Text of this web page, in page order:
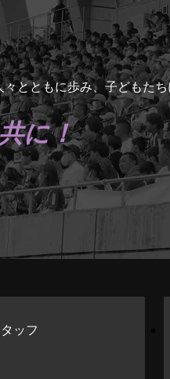
とともに歩み、子どもた
に！
ッフ